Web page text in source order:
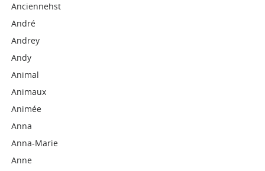
Anciennehst
André
Andrey
Andy
Animal
Animaux
Animée
Anna
Anna-Marie
Anne